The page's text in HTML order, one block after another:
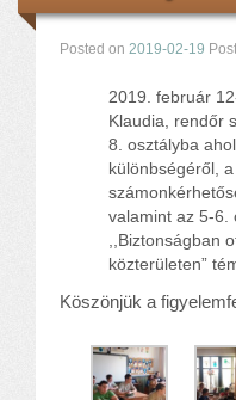
Posted on 2019-02-19
február
Klaudia, rendőr
8. osztályba
különbségéről,
valamint az 5-6.
,,Biztonságban
közterületen”
Köszönjük a